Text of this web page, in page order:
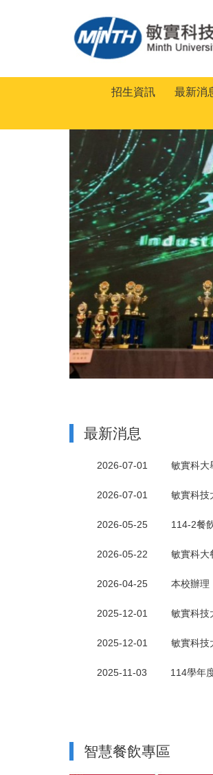
招生資訊 最新消
最新消息
2026-07-01 敏實科大
2026-07-01 敏實科技
2026-05-25 114-2餐
2026-05-22 敏實科
2026-04-25 本校辦理
2025-12-01 敏實科技
2025-12-01 敏實科技
2025-11-03 114學年
智慧餐飲專區